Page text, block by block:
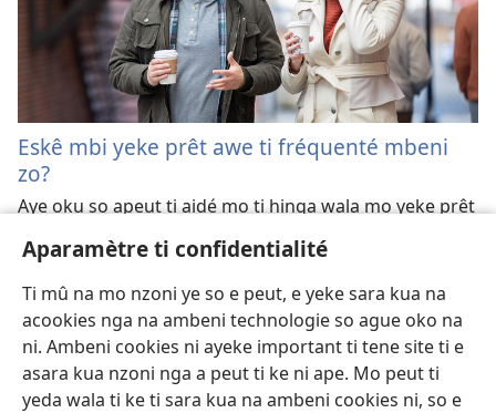
Aparamètre ti confidentialité
Ti mû na mo nzoni ye so e peut, e yeke sara kua na
acookies nga na ambeni technologie so ague oko na
ni. Ambeni cookies ni ayeke important ti tene site ti e
asara kua nzoni nga a peut ti ke ni ape. Mo peut ti
yeda wala ti ke ti sara kua na ambeni cookies ni, so e
Eskê mbi yeke prêt awe ti fréquenté mbeni
zo?
Aye oku so apeut ti aidé mo ti hinga wala mo yeke prêt